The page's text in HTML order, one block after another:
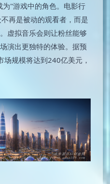
"游戏中的角色。电影行
再是被动的观看者，而是
虚拟音乐会则让粉丝能够
演出更独特的体验。据预
规模将达到240亿美元，